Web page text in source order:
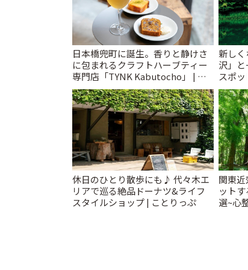
日本橋兜町に誕生。香りと静けさ
に包まれるクラフトハーブティー
専門店「TYNK Kabutocho」 | こ
とりっぷ
新し
沢」
スポ
催中】
休日のひとり散歩にも♪ 代々木エ
リアで巡る絶品ドーナツ&ライフ
スタイルショップ | ことりっぷ
関東
ット
選~心